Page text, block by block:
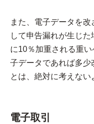
また、電子データを
して申告漏れが生じ
に10％加重される重
子データであれば多
とは、絶対に考えない
電子取引